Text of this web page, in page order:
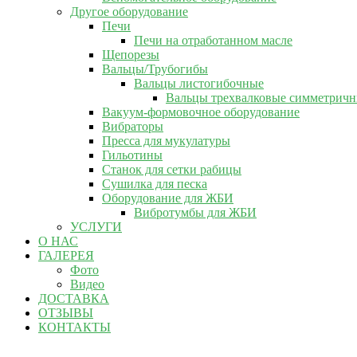
Другое оборудование
Печи
Печи на отработанном масле
Щепорезы
Вальцы/Трубогибы
Вальцы листогибочные
Вальцы трехвалковые
Вакуум-формовочное оборудование
Вибраторы
Пресса для мукулатуры
Гильотины
Станок для сетки рабицы
Сушилка для песка
Оборудование для ЖБИ
Вибротумбы для ЖБИ
УСЛУГИ
О НАС
ГАЛЕРЕЯ
Фото
Видео
ДОСТАВКА
ОТЗЫВЫ
КОНТАКТЫ